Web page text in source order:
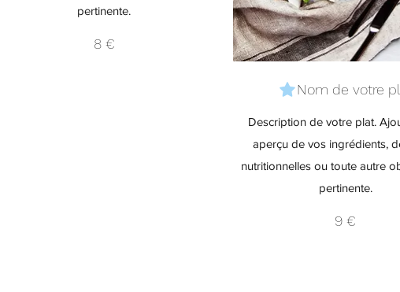
pertinente.
8 €
Nom de votre
Description de votre plat.
aperçu de vos ingrédients,
nutritionnelles ou toute autre
pertinente.
9 €